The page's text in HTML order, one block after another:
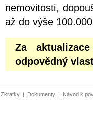
nemovitosti,
až do výše
Za
odpovědný
Zkratky Dokumenty Návod k